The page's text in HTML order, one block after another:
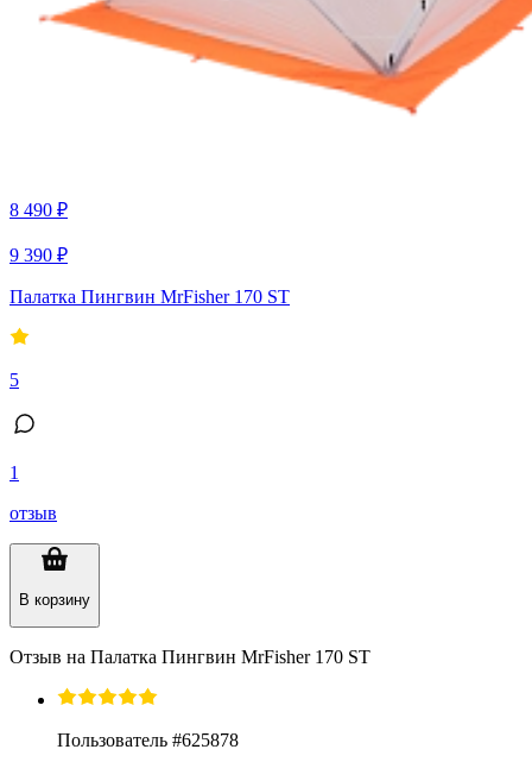
8 490 ₽
9 390 ₽
Палатка Пингвин МrFisher 170 ST
5
1
отзыв
В корзину
Отзыв на Палатка Пингвин МrFisher 170 ST
Пользователь #625878